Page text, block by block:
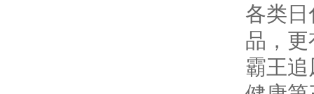
各类
品，
霸王